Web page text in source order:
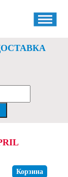
Корзина